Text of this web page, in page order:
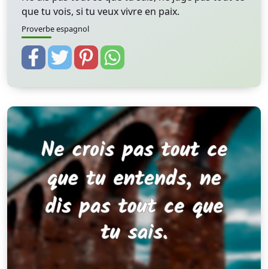
que tu vois, si tu veux vivre en paix.
Proverbe espagnol